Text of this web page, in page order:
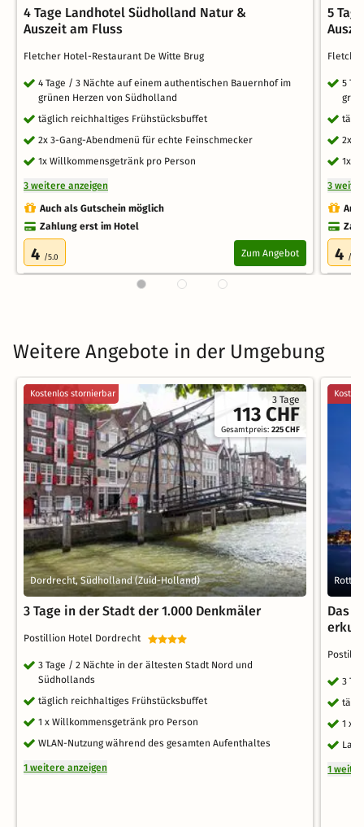
4 Tage Landhotel Südholland Natur &
Auszeit am Fluss
Fletcher Hotel-Restaurant De Witte Brug
4 Tage / 3 Nächte auf einem authentischen Bauernhof im
grünen Herzen von Südholland
täglich reichhaltiges Frühstücksbuffet
2x 3-Gang-Abendmenü für echte Feinschmecker
1x Willkommensgetränk pro Person
3 weitere anzeigen
Auch als Gutschein möglich
Zahlung erst im Hotel
4 /5.0 Zum Angebot
5
5
2x
1x
3
4 /5.0
Weitere Angebote in der Umgebung
3 Tage
113 CHF
Gesamtpreis:225 CHF
Kostenlos stornierbar
Dordrecht, Südholland (Zuid-Holland)
3 Tage in der Stadt der 1.000 Denkmäler
Postillion Hotel Dordrecht
3 Tage / 2 Nächte in der ältesten Stadt Nord und
Südhollands
täglich reichhaltiges Frühstücksbuffet
1 x Willkommensgetränk pro Person
WLAN-Nutzung während des gesamten Aufenthaltes
1 weitere anzeigen
Das
3
1 x
Late
1